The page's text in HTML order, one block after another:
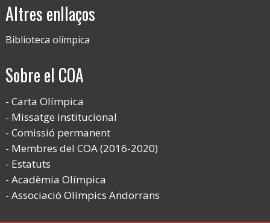
Altres enllaços
Biblioteca olímpica
Sobre el COA
Carta Olímpica
Missatge institucional
Comissió permanent
Membres del COA (2016-2020)
Estatuts
Acadèmia Olímpica
Associació Olímpics Andorrans